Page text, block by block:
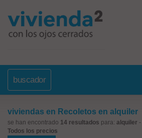
buscador
viviendas en Recoletos en alquiler
se han encontrado 14 resultados para: alquiler -
Todos los precios